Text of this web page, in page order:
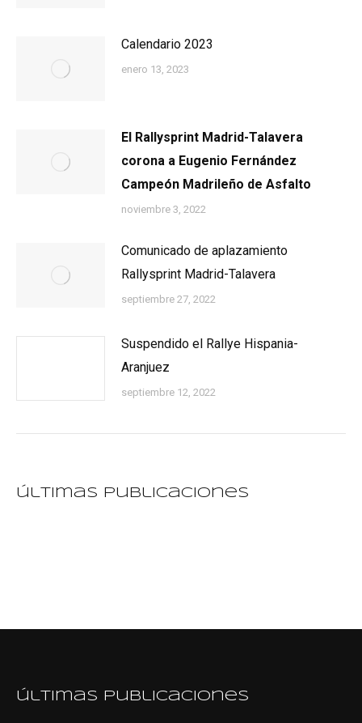
Calendario 2023
enero 13, 2023
El Rallysprint Madrid-Talavera
corona a Eugenio Fernández
Campeón Madrileño de Asfalto
noviembre 3, 2022
Comunicado de aplazamiento
Rallysprint Madrid-Talavera
septiembre 27, 2022
Suspendido el Rallye Hispania-
Aranjuez
septiembre 12, 2022
últimas publicaciones
últimas publicaciones